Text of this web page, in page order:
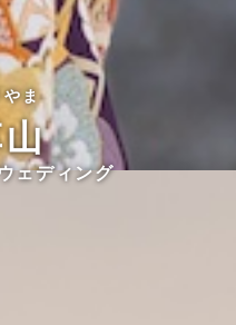
やま
ェディング